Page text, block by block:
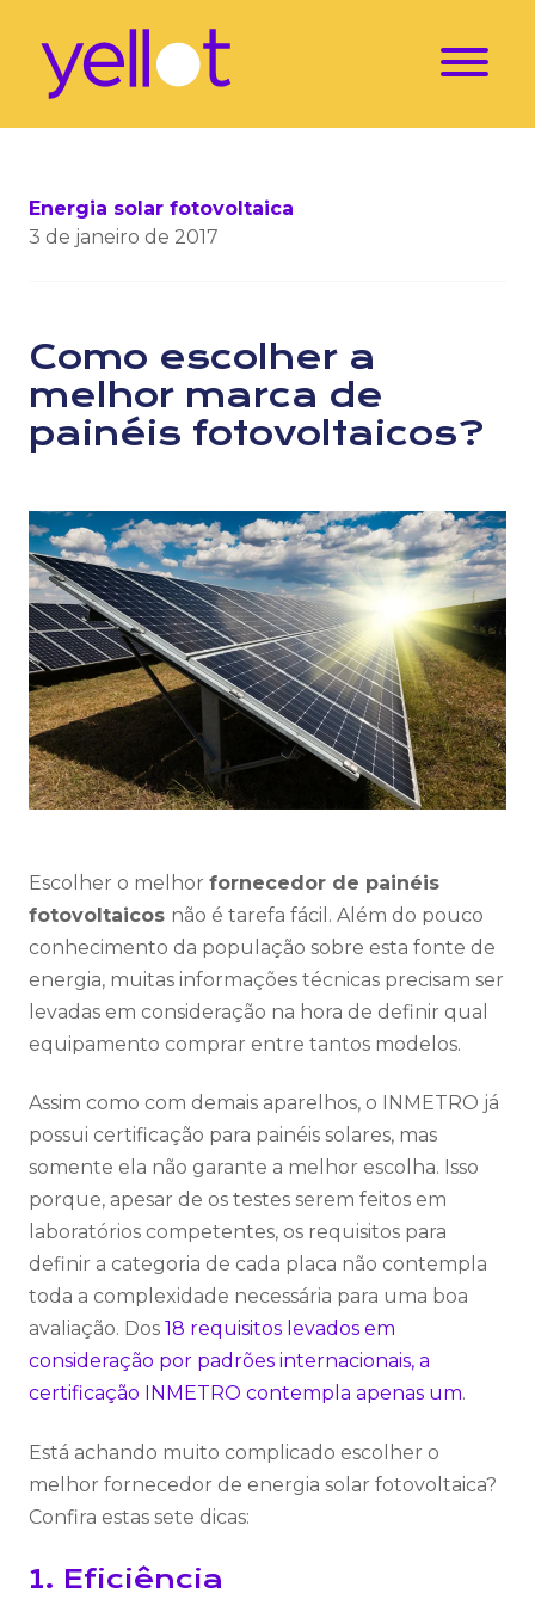
Energia solar fotovoltaica
3 de janeiro de 2017
Como escolher a
melhor marca de
painéis fotovoltaicos?
Escolher o melhor fornecedor de painéis
fotovoltaicos não é tarefa fácil. Além do pouco
conhecimento da população sobre esta fonte de
energia, muitas informações técnicas precisam ser
levadas em consideração na hora de definir qual
equipamento comprar entre tantos modelos.
Assim como com demais aparelhos, o INMETRO já
possui certificação para painéis solares, mas
somente ela não garante a melhor escolha. Isso
porque, apesar de os testes serem feitos em
laboratórios competentes, os requisitos para
definir a categoria de cada placa não contempla
toda a complexidade necessária para uma boa
avaliação. Dos 18 requisitos levados em
consideração por padrões internacionais, a
certificação INMETRO contempla apenas um.
Está achando muito complicado escolher o
melhor fornecedor de energia solar fotovoltaica?
Confira estas sete dicas:
1. Eficiência